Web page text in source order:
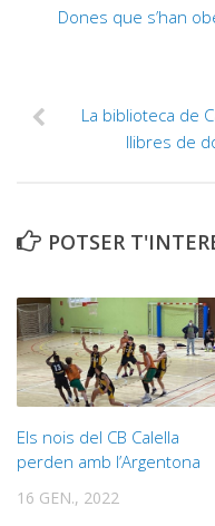
Dones que s’han
La biblioteca de
llibres de
POTSER
Els nois del CB Calella
perden amb l’Argentona
16 GEN., 2022